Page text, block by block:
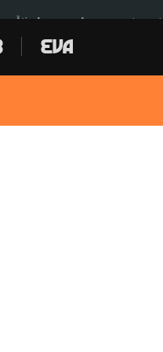
Àtic Ayuso Aparcament agost